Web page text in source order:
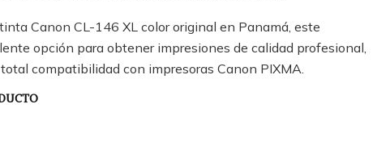
Canon CL-146 XL color original en Panamá, este
opción para obtener impresiones de calidad profesional,
compatibilidad con impresoras Canon PIXMA.